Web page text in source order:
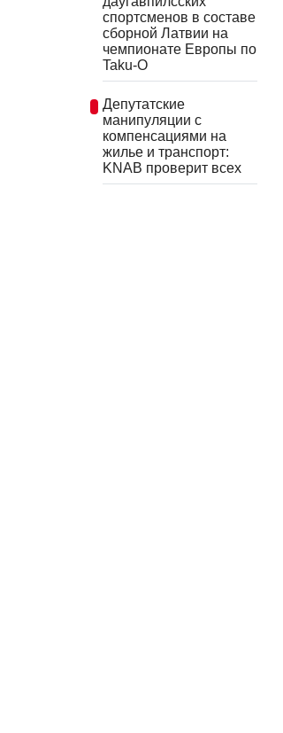
спортсменов в составе
сборной Латвии на
чемпионате Европы по
Taku-O
Депутатские
манипуляции с
компенсациями на
жилье и транспорт:
KNAB проверит всех